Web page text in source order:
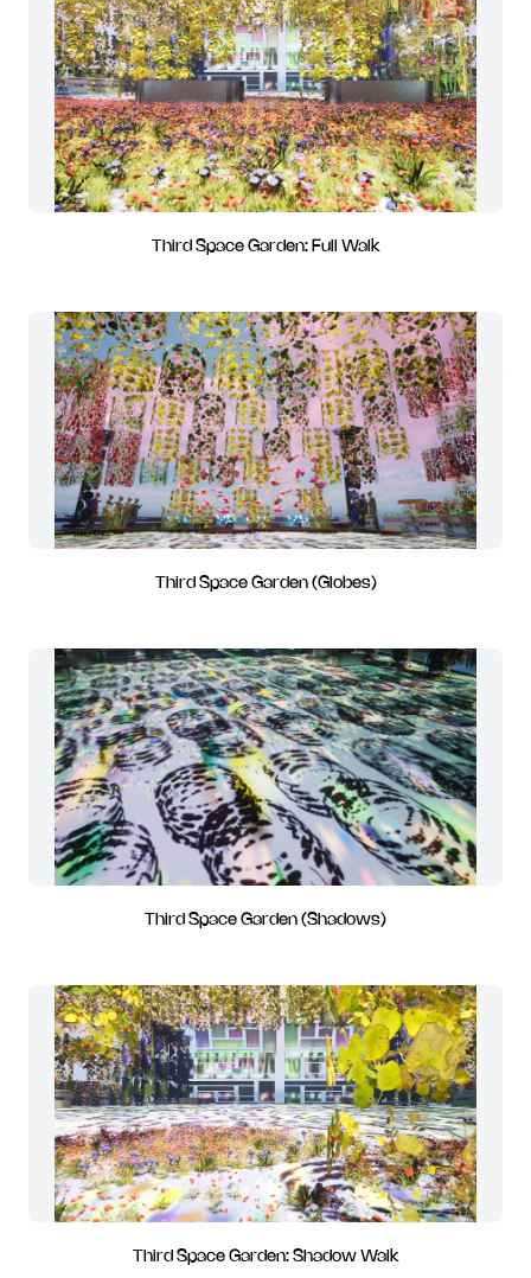
Third Space Garden: Full Walk
Third Space Garden (Globes)
Third Space Garden (Shadows)
Third Space Garden: Shadow Walk